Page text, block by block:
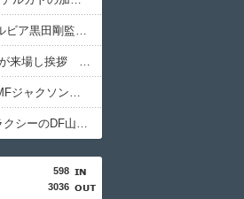
今季もタイトル獲得を目指すFC町田ゼルビア黒田剛監督が抱負を語る
FC東京の開幕戦に日本代表DF長友佑都が来場し挨拶 去就に注目集まる
セレッソ大阪がFCザンクトパウリからMFジャクソン・アーバインを完全移籍で獲得と発表 「チームがさらに良くなる手助けをしたいと思っています」
浦和レッズがMLSロサンゼルス・ギャラクシーのDF山根視来を獲得へ 曺貴裁監督の湘南時代の教え子
598
3036